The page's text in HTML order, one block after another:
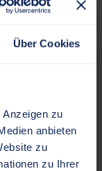
Über Cookies
zu
anbieten
zu
zu Ihrer